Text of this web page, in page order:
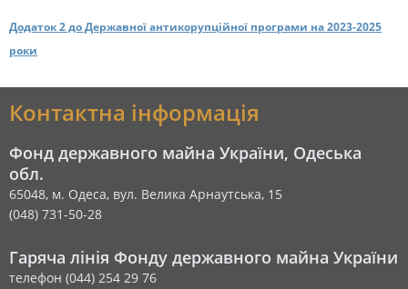
Додаток 2 до Державної антикорупційної програми на 2023-2025
роки
Контактна інформація
Фонд державного майна України, Одеська
обл.
65048, м. Одеса, вул. Велика Арнаутська, 15
(048) 731-50-28
Гаряча лінія Фонду державного майна України
телефон (044) 254 29 76